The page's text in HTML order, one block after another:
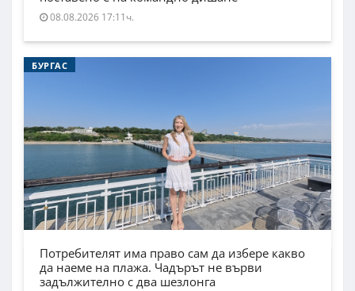
08.08.2026 17:11ч.
БУРГАС
Потребителят има право сам да избере какво
да наеме на плажа. Чадърът не върви
задължително с два шезлонга